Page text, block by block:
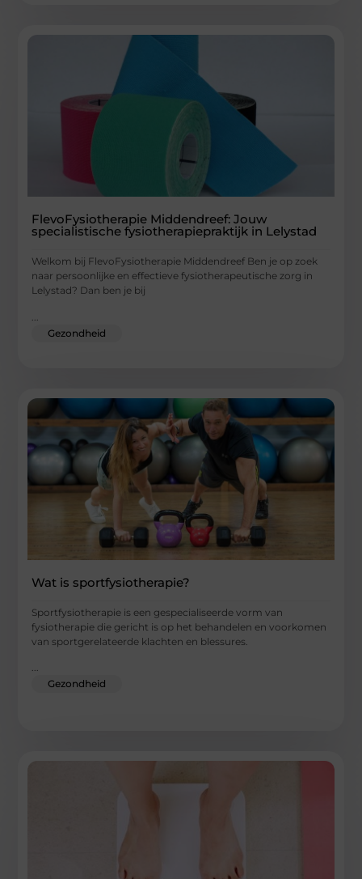
FlevoFysiotherapie Middendreef: Jouw
specialistische fysiotherapiepraktijk in Lelystad
Welkom bij FlevoFysiotherapie Middendreef Ben je op zoek
naar persoonlijke en effectieve fysiotherapeutische zorg in
Lelystad? Dan ben je bij
Gezondheid
Wat is sportfysiotherapie?
Sportfysiotherapie is een gespecialiseerde vorm van
fysiotherapie die gericht is op het behandelen en voorkomen
van sportgerelateerde klachten en blessures.
...
Gezondheid